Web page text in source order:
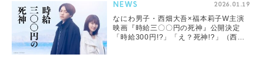
NEWS 2026.01.19
なにわ男子・西畑大吾×福本莉子W主演
映画『時給三〇〇円の死神』公開決定
「時給300円!?」「え？死神!?」（西